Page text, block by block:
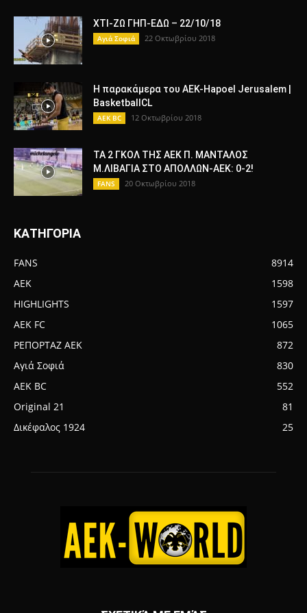
ΧΤΙ-ΖΩ ΓΗΠ-ΕΔΩ – 22/10/18
Αγιά Σοφιά 22 Οκτωβρίου 2018
Η παρακάμερα του ΑΕΚ-Hapoel Jerusalem |
BasketballCL
AEK BC 12 Οκτωβρίου 2018
ΤΑ 2 ΓΚΟΛ ΤΗΣ ΑΕΚ Π. ΜΑΝΤΑΛΟΣ
Μ.ΛΙΒΑΓΙΑ ΣΤΟ ΑΠΟΛΛΩΝ-ΑΕΚ: 0-2!
FANS 20 Οκτωβρίου 2018
ΚΑΤΗΓΟΡΙΑ
FANS
8914
AEK
1598
HIGHLIGHTS
1597
AEK FC
1065
ΡΕΠΟΡΤΑΖ ΑΕΚ
872
Αγιά Σοφιά
830
AEK BC
552
Original 21
81
Δικέφαλος 1924
25